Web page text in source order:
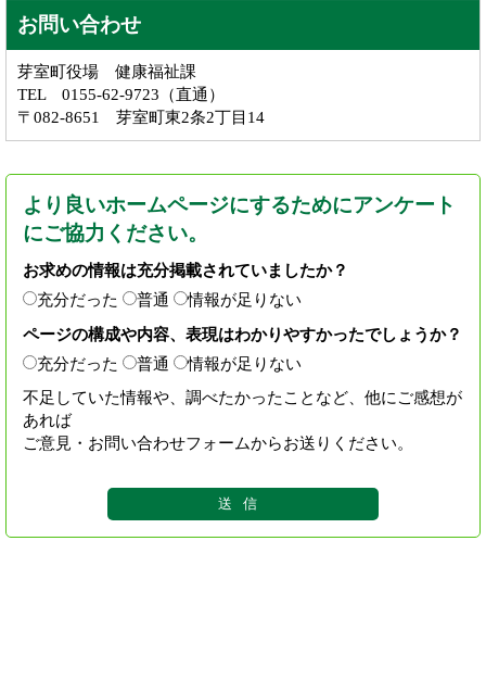
お問い合わせ
芽室町役場 健康福祉課
TEL 0155-62-9723（直通）
〒082-8651 芽室町東2条2丁目14
より良いホームページにするためにアンケート
にご協力ください。
お求めの情報は充分掲載されていましたか？
充分だった
普通
情報が足りない
ページの構成や内容、表現はわかりやすかったでしょうか？
充分だった
普通
情報が足りない
不足していた情報や、調べたかったことなど、他にご感想が
あれば
ご意見・お問い合わせフォームからお送りください。